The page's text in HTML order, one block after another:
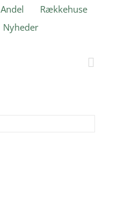
Andel
Rækkehuse
Nyheder